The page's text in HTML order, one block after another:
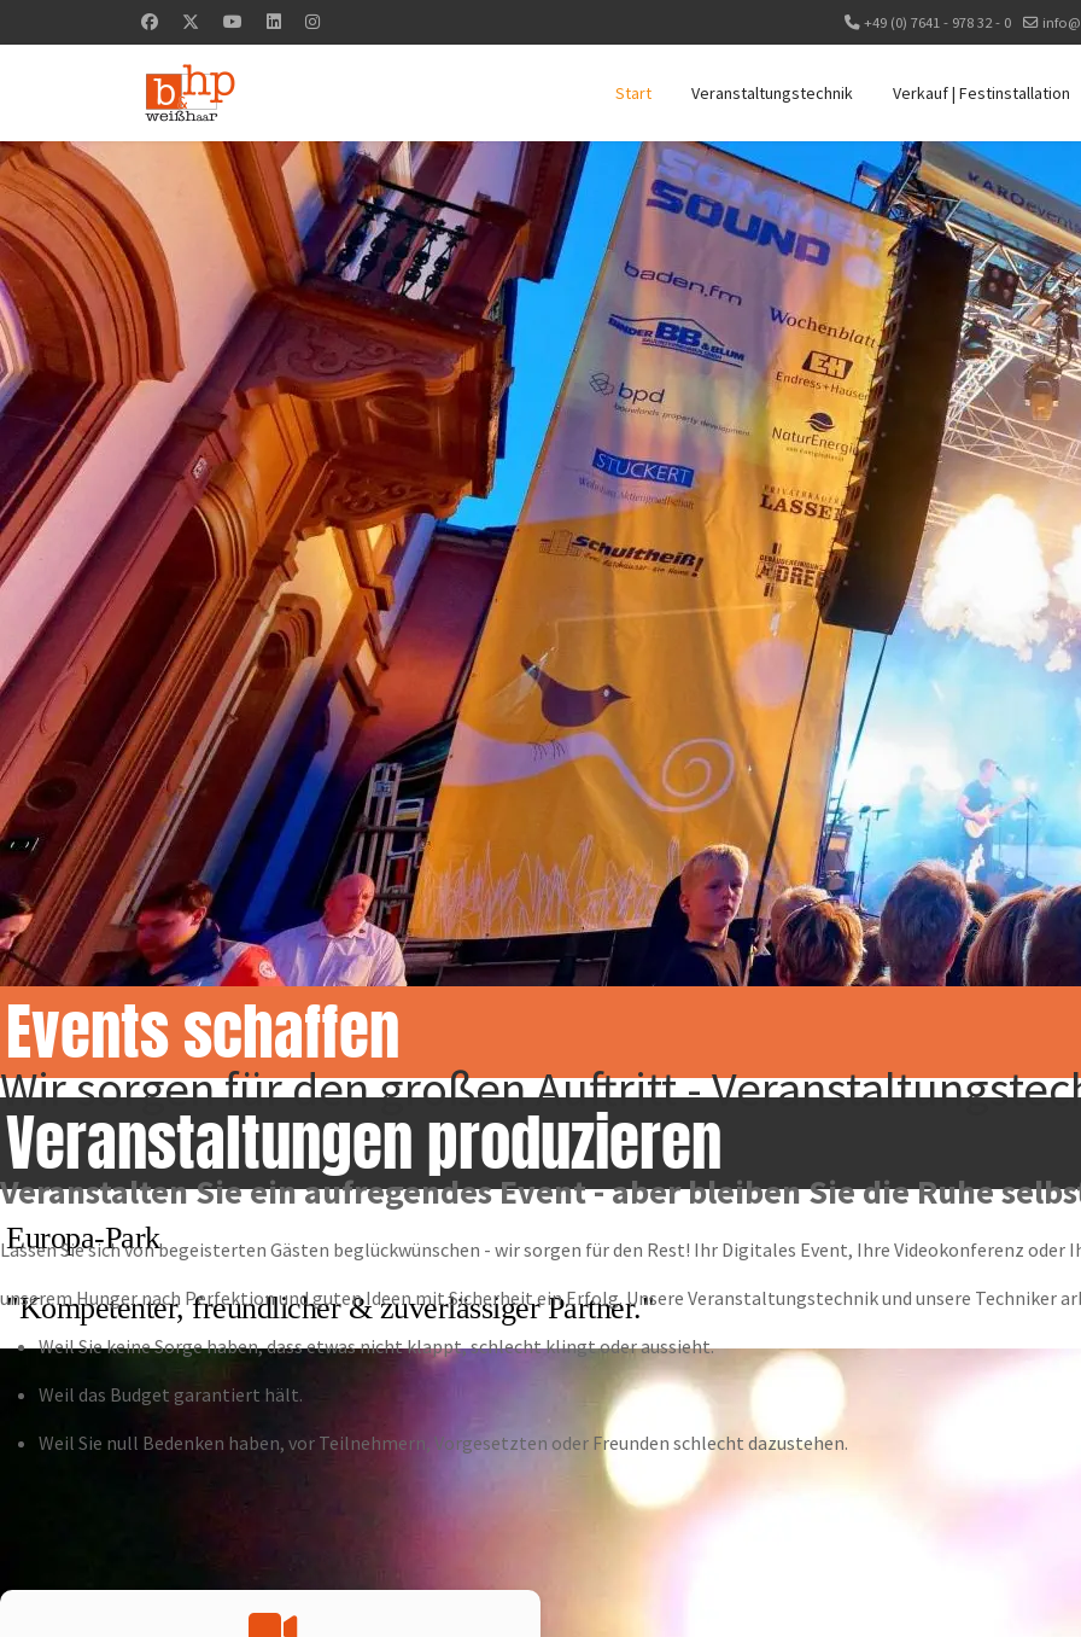
+49 (0) 7641 - 978 32 - 0
Start Veranstaltungstechnik Verkauf | Festinstallation
Events schaffen
Veranstaltungen produzieren
Europa-Park
"Kompetenter, freundlicher & zuverlässiger Partner."
Wir sorgen für den großen Auftritt -
Veranstalten Sie ein aufregendes Event - aber bleiben Sie die Ruhe
Lassen Sie sich von begeisterten Gästen beglückwünschen - wir sorgen für den Rest! Ihr Digitales Event, Ihre Videokonferenz
unserem Hunger nach Perfektion und guten Ideen mit Sicherheit ein Erfolg. Unsere Veranstaltungstechnik und unsere Techniker
Weil Sie keine Sorge haben, dass etwas nicht klappt, schlecht klingt oder aussieht.
Weil das Budget garantiert hält.
Weil Sie null Bedenken haben, vor Teilnehmern, Vorgesetzten oder Freunden schlecht dazustehen.